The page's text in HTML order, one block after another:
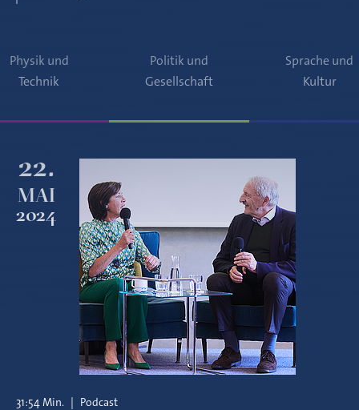
Physik und
Technik
Politik und
Gesellschaft
Sprache und
Kultur
22.
MAI
2024
31:54 Min. | Podcast